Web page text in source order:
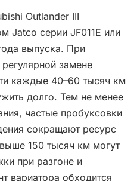
Outlander III
Jatco серии JF011E или
выпуска. При
замене
каждые 40–60 тысяч км
долго. Тем не менее
частые пробуксовки
сокращают ресурс
150 тысяч км могут
при разгоне и
вариатора обходится